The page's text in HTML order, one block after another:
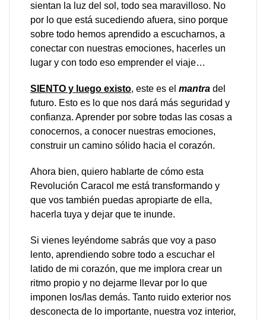
sientan la luz del sol, todo sea maravilloso. No
por lo que está sucediendo afuera, sino porque
sobre todo hemos aprendido a escucharnos, a
conectar con nuestras emociones, hacerles un
lugar y con todo eso emprender el viaje…
SIENTO y luego existo, este es el mantra del
futuro. Esto es lo que nos dará más seguridad y
confianza. Aprender por sobre todas las cosas a
conocernos, a conocer nuestras emociones,
construir un camino sólido hacia el corazón.
Ahora bien, quiero hablarte de cómo esta
Revolución Caracol me está transformando y
que vos también puedas apropiarte de ella,
hacerla tuya y dejar que te inunde.
Si vienes leyéndome sabrás que voy a paso
lento, aprendiendo sobre todo a escuchar el
latido de mi corazón, que me implora crear un
ritmo propio y no dejarme llevar por lo que
imponen los/las demás. Tanto ruido exterior nos
desconecta de lo importante, nuestra voz interior,